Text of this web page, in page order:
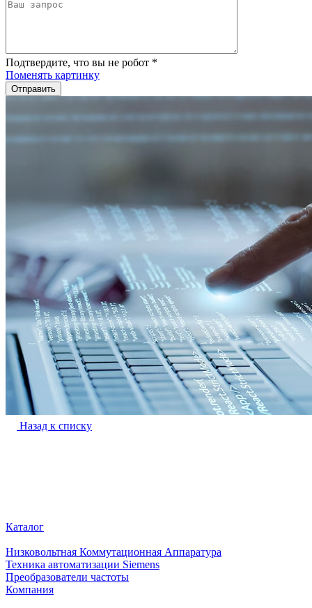
Подтвердите, что вы не робот *
Поменять картинку
Назад к списку
Каталог
Низковольтная Коммутационная Аппаратура
Техника автоматизации Siemens
Преобразователи частоты
Компания